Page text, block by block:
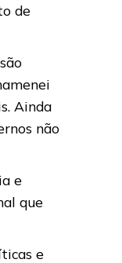
de
Ainda
não
e
que
e